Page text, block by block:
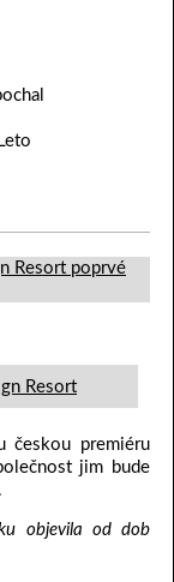
Resort poprvé
českou premiéru
jim bude
objevila od dob